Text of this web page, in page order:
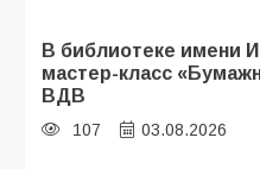
В библиотеке имени
мастер-класс
ВДВ
107 03.08.2026